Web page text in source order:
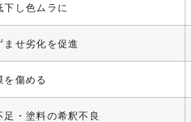
下し色ムラに
ませ劣化を促進
を傷める
足・塗料の希釈不良